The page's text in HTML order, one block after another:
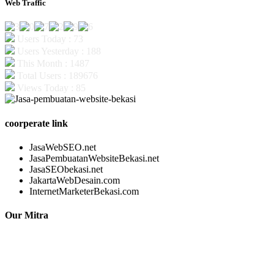
Web Traffic
coorperate link
JasaWebSEO.net
JasaPembuatanWebsiteBekasi.net
JasaSEObekasi.net
JakartaWebDesain.com
InternetMarketerBekasi.com
Our Mitra